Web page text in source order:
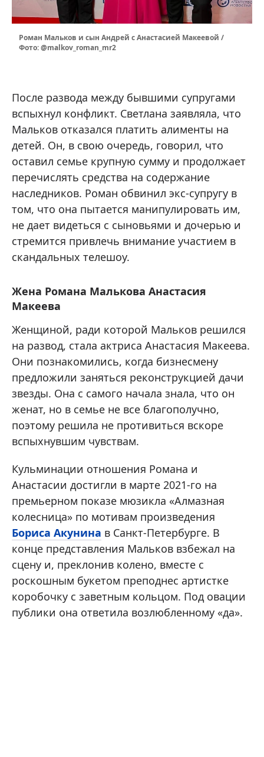
Роман Мальков и сын Андрей с Анастасией Макеевой /
Фото: @malkov_roman_mr2
После развода между бывшими супругами
вспыхнул конфликт. Светлана заявляла, что
Мальков отказался платить алименты на
детей. Он, в свою очередь, говорил, что
оставил семье крупную сумму и продолжает
перечислять средства на содержание
наследников. Роман обвинил экс-супругу в
том, что она пытается манипулировать им,
не дает видеться с сыновьями и дочерью и
стремится привлечь внимание участием в
скандальных телешоу.
Жена Романа Малькова Анастасия
Макеева
Женщиной, ради которой Мальков решился
на развод, стала актриса Анастасия Макеева.
Они познакомились, когда бизнесмену
предложили заняться реконструкцией дачи
звезды. Она с самого начала знала, что он
женат, но в семье не все благополучно,
поэтому решила не противиться вскоре
вспыхнувшим чувствам.
Кульминации отношения Романа и
Анастасии достигли в марте 2021-го на
премьерном показе мюзикла «Алмазная
колесница» по мотивам произведения
Бориса Акунина в Санкт-Петербурге. В
конце представления Мальков взбежал на
сцену и, преклонив колено, вместе с
роскошным букетом преподнес артистке
коробочку с заветным кольцом. Под овации
публики она ответила возлюбленному «да».